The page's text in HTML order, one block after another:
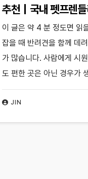
추천｜국내 펫프렌
으로 좋을까?
JIN
이 글은 약 4 분 정도면 읽
잡을 때 반려견을 함께 데
가 많습니다. 사람에게 시
도 편한 곳은 아닌 경우가